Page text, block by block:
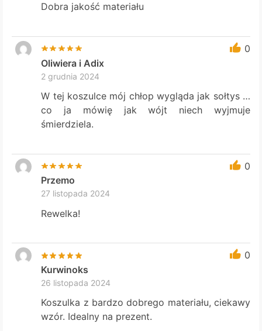
Dobra jakość materiału
0
Oliwiera i Adix
2 grudnia 2024
W tej koszulce mój chłop wygląda jak sołtys …
co ja mówię jak wójt niech wyjmuje
śmierdziela.
0
Przemo
27 listopada 2024
Rewelka!
0
Kurwinoks
26 listopada 2024
Koszulka z bardzo dobrego materiału, ciekawy
wzór. Idealny na prezent.